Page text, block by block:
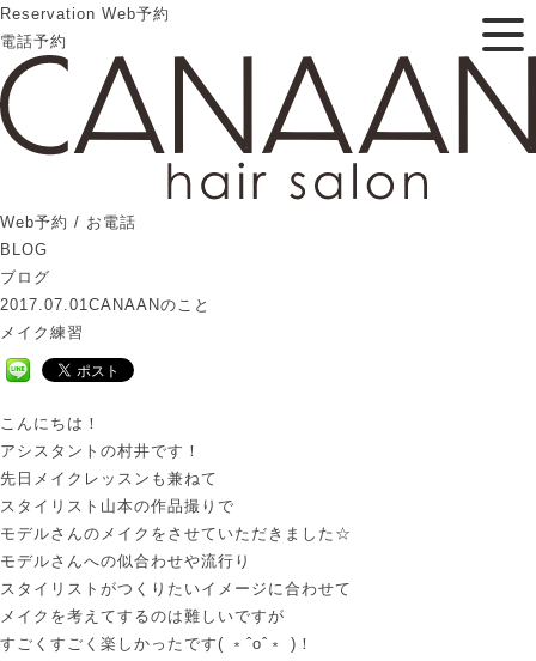
Reservation Web予約
電話予約
Web予約 / お電話
BLOG
ブログ
2017.07.01CANAANのこと
メイク練習
こんにちは！
アシスタントの村井です！
先日メイクレッスンも兼ねて
スタイリスト山本の作品撮りで
モデルさんのメイクをさせていただきました☆
モデルさんへの似合わせや流行り
スタイリストがつくりたいイメージに合わせて
メイクを考えてするのは難しいですが
すごくすごく楽しかったです( ﹡ˆoˆ﹡ )！